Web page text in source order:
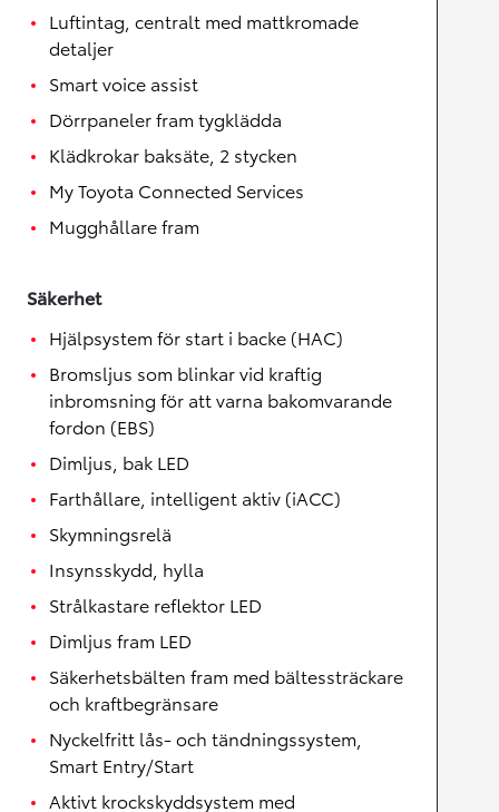
Luftintag, centralt med mattkromade
detaljer
Smart voice assist
Dörrpaneler fram tygklädda
Klädkrokar baksäte, 2 stycken
My Toyota Connected Services
Mugghållare fram
Säkerhet
Hjälpsystem för start i backe (HAC)
Bromsljus som blinkar vid kraftig
inbromsning för att varna bakomvarande
fordon (EBS)
Dimljus, bak LED
Farthållare, intelligent aktiv (iACC)
Skymningsrelä
Insynsskydd, hylla
Strålkastare reflektor LED
Dimljus fram LED
Säkerhetsbälten fram med bältessträckare
och kraftbegränsare
Nyckelfritt lås- och tändningssystem,
Smart Entry/Start
Aktivt krockskyddsystem med